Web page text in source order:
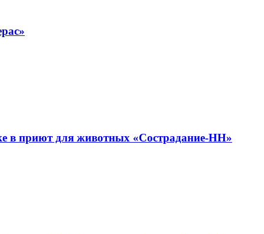
в приют для животных «Сострадание-НН»